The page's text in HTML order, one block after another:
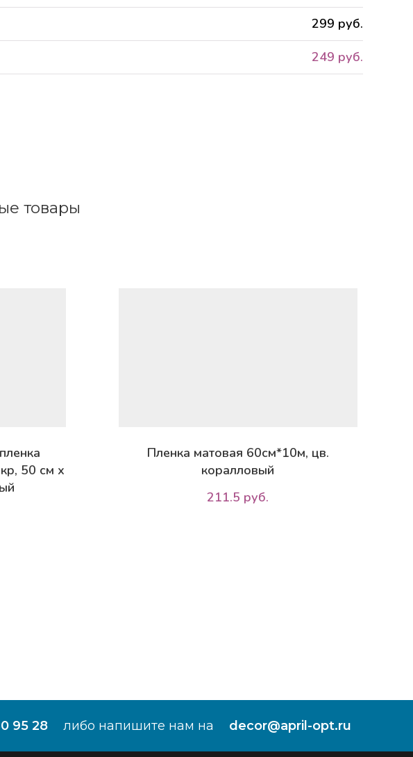
299 руб.
249 руб.
товары
50 см х
Пленка матовая 60см*10м, цв.
коралловый
211.5 руб.
95 28 либо напишите нам на decor@april-opt.ru